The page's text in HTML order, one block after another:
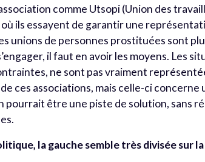
comme Utsopi (Union des
où ils essayent de garantir une
unions de personnes prostituées sont
il faut en avoir les moyens. Les
ne sont pas vraiment
ces associations, mais celle-ci concerne
pourrait être une piste de solution, sans
la gauche semble très divisée sur